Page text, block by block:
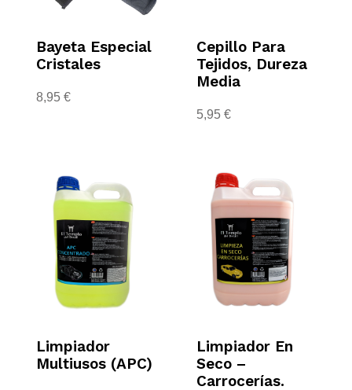
Bayeta Especial
Cristales
8,95 €
Cepillo Para
Tejidos, Dureza
Media
5,95 €
Limpiador
Multiusos (APC)
Limpiador En
Seco –
Carrocerías.